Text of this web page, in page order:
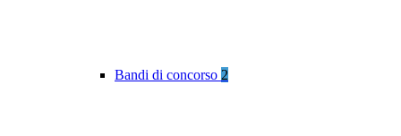
Bandi di concorso 2